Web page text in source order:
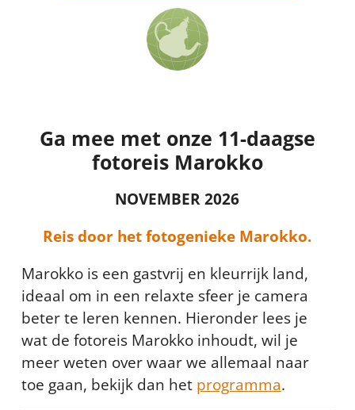
Ga mee met onze 11-daagse
fotoreis Marokko
NOVEMBER 2026
Reis door het fotogenieke Marokko.
Marokko is een gastvrij en kleurrijk land,
ideaal om in een relaxte sfeer je camera
beter te leren kennen. Hieronder lees je
wat de fotoreis Marokko inhoudt, wil je
meer weten over waar we allemaal naar
toe gaan, bekijk dan het programma.